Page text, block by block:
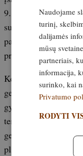
9. Jo plona, 9 cm
sukurta
patvaraus Sandvik
prie rankos.
Kolegų dėka gavau
geležtės medžioklinį
gyvūnams skrosti,
tereikia paspausti
geležtė pagaminta
plieno Sandvik 12C27.
Naudojame
turinį,
dalijamės
mūsų
partneriais,
informacija,
surinko, kai
Privatumo
RODYTI